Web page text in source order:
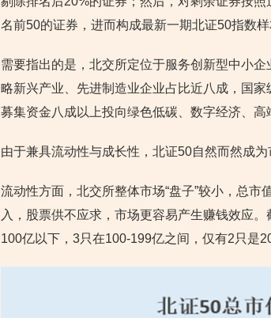
名前50的证券，进而构成最新一期北证50指数样
需要指出的是，北交所定位于服务创新型中小
略新兴产业、先进制造业企业占比近八成，国家
募集资金八成以上投向绿色低碳、数字经济、高
由于兼具流动性与成长性，北证50自然而然成为
流动性方面，北交所整体市场“盘子”较小，总
入，股票供不应求，市场更容易产生赚钱效应
100亿以下，3只在100-199亿之间，仅有2只是